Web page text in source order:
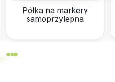
Półka na markery
samoprzylepna